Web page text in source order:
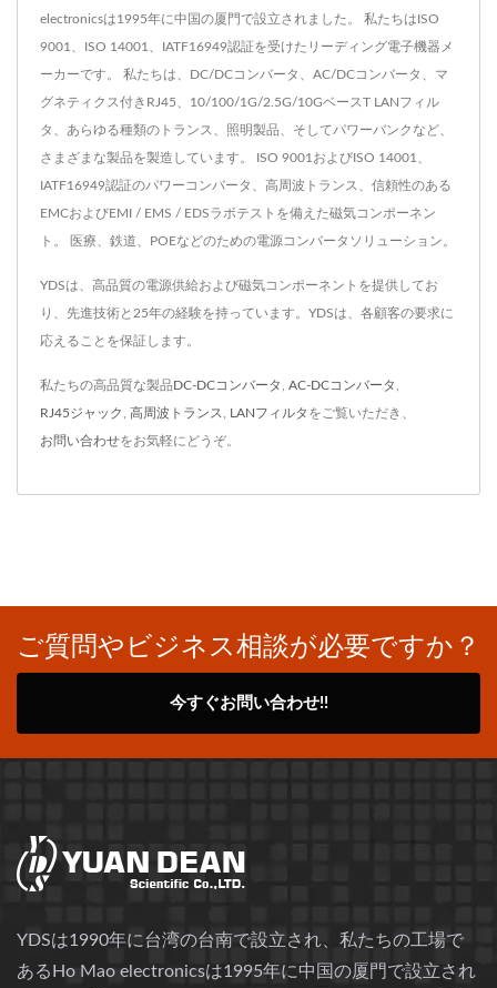
electronicsは1995年に中国の厦門で設立されました。 私たちはISO
9001、ISO 14001、IATF16949認証を受けたリーディング電子機器メ
ーカーです。 私たちは、DC/DCコンバータ、AC/DCコンバータ、マ
グネティクス付きRJ45、10/100/1G/2.5G/10GベースT LANフィル
タ、あらゆる種類のトランス、照明製品、そしてパワーバンクなど、
さまざまな製品を製造しています。 ISO 9001およびISO 14001、
IATF16949認証のパワーコンバータ、高周波トランス、信頼性のある
EMCおよびEMI / EMS / EDSラボテストを備えた磁気コンポーネン
ト。 医療、鉄道、POEなどのための電源コンバータソリューション。
YDSは、高品質の電源供給および磁気コンポーネントを提供してお
り、先進技術と25年の経験を持っています。YDSは、各顧客の要求に
応えることを保証します。
私たちの高品質な製品 DC-DCコンバータ AC-DCコンバータ
RJ45ジャック 高周波トランス LANフィルタ をご覧いただき、
お問い合わせをお気軽にどうぞ。
ご質問やビジネス相談が必要ですか？
今すぐお問い合わせ!!
YDSは1990年に台湾の台南で設立され、私たちの工場で
あるHo Mao electronicsは1995年に中国の厦門で設立され